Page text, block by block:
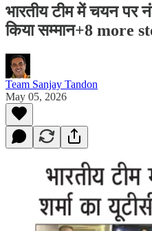
भारतीय टीम में चयन पर
किया सम्मान+8 more
Team Sanjay Tandon
May 05, 2026